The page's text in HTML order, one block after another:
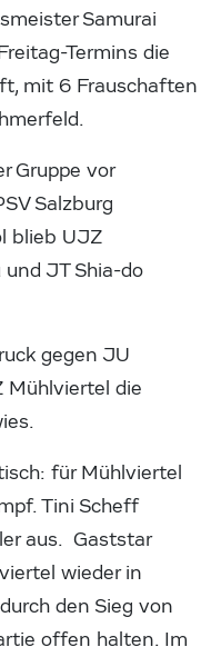
Samurai
Termins die
mit 6 Frauschaften
Gruppe vor
Salzburg
blieb UJZ
JT Shia-do
gegen JU
Mühlviertel die
für Mühlviertel
Tini Scheff
aus. Gaststar
wieder in
den Sieg von
offen halten. Im